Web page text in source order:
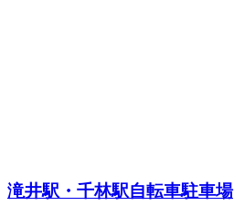
滝井駅・千林駅自転車駐車場